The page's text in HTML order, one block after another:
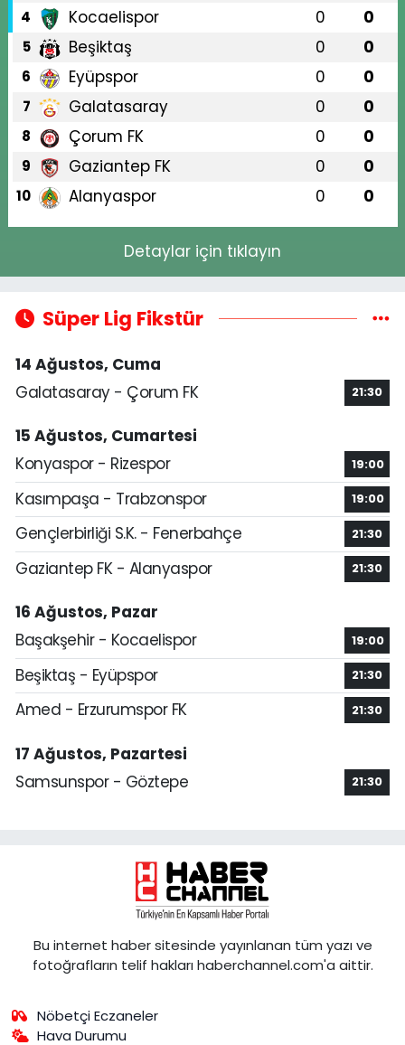
4 Kocaelispor 0 0
5 Beşiktaş 0 0
6 Eyüpspor 0 0
7 Galatasaray 0 0
8 Çorum FK 0 0
9 Gaziantep FK 0 0
10 Alanyaspor 0 0
Detaylar için tıklayın
Süper Lig Fikstür
14 Ağustos, Cuma
Galatasaray - Çorum FK
21:30
15 Ağustos, Cumartesi
Konyaspor - Rizespor
19:00
Kasımpaşa - Trabzonspor 19:00
Gençlerbirliği S.K. - Fenerbahçe 21:30
Gaziantep FK - Alanyaspor 21:30
16 Ağustos, Pazar
Başakşehir - Kocaelispor
19:00
Beşiktaş - Eyüpspor 21:30
Amed - Erzurumspor FK 21:30
17 Ağustos, Pazartesi
Samsunspor - Göztepe
21:30
Bu internet haber sitesinde yayınlanan tüm yazı ve
fotoğrafların telif hakları haberchannel.com'a aittir.
Nöbetçi Eczaneler
Hava Durumu